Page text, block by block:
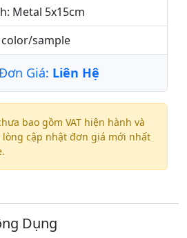
Metal 5x15cm
color/sample
Giá: Liên Hệ
bao gồm VAT hiện hành và
lòng cập nhật đơn giá mới nhất
Dụng